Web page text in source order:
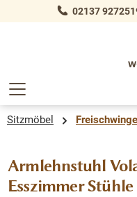
springen 02137
Sitzmöbel
Armlehnstuhl
Esszimmer Stühle